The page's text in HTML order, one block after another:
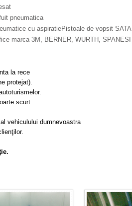
pneumatica
cu aspiratiePistoale de vopsit SATA
marca 3M, BERNER, WURTH, SPANESI
la rece
protejat).
scurt
vehiculului dumnevoastra